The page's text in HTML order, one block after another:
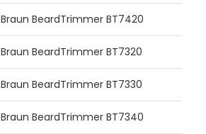
Braun BeardTrimmer BT7420
Braun BeardTrimmer BT7320
Braun BeardTrimmer BT7330
Braun BeardTrimmer BT7340